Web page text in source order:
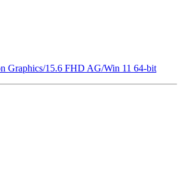
Graphics/15.6 FHD AG/Win 11 64-bit